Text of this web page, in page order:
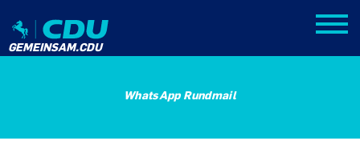
GEMEINSAM.CDU
WhatsApp Rundmail